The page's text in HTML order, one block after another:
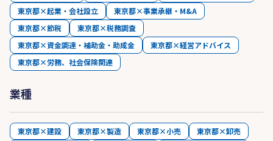
東京都×起業・会社設立
東京都×事業承継・M&A
東京都×節税
東京都×税務調査
東京都×資金調達・補助金・助成金
東京都×経営アドバイス
東京都×労務、社会保険関連
業種
東京都×建設 東京都×製造 東京都×小売
東京都×卸売